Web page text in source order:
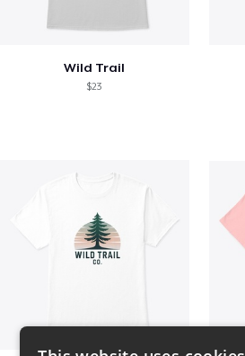
Wild Trail
$23